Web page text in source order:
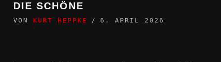
DIE SCHÖNE
VON KURT HEPPKE 6. APRIL 2026